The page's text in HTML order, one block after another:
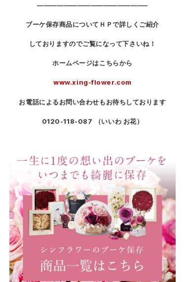
————————————————–
ブーケ保存商品についてＨＰで詳しくご紹介
しておりますのでご覧になって下さいね！
ホームページはこちらから
www.xing-flower.com
お電話によるお問い合わせもお待ちしております
0120-118-087 （いいわ お花）